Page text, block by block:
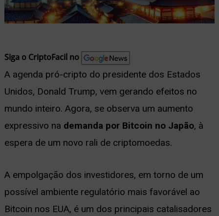
Siga o CriptoFacil no
A agenda pró-cripto do presidente dos Estados
Unidos, Donald Trump, vem gerando efeitos no
mundo inteiro. Agora, se observa um aumento
expressivo na demanda por Bitcoin no Japão, à
espera de um novo rali de criptomoedas.
A empolgação dos investidores, em torno de um
possível ambiente regulatório mais favorável ao
Bitcoin nos EUA, é um dos principais catalisadores